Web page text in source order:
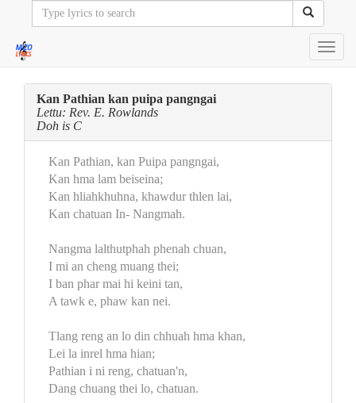
Kan Pathian kan puipa pangngai
Lettu: Rev. E. Rowlands
Doh is C
Kan Pathian, kan Puipa pangngai,
Kan hma lam beiseina;
Kan hliahkhuhna, khawdur thlen lai,
Kan chatuan In- Nangmah.
Nangma lalthutphah phenah chuan,
I mi an cheng muang thei;
I ban phar mai hi keini tan,
A tawk e, phaw kan nei.
Tlang reng an lo din chhuah hma khan,
Lei la inrel hma hian;
Pathian i ni reng, chatuan'n,
Dang chuang thei lo, chatuan.